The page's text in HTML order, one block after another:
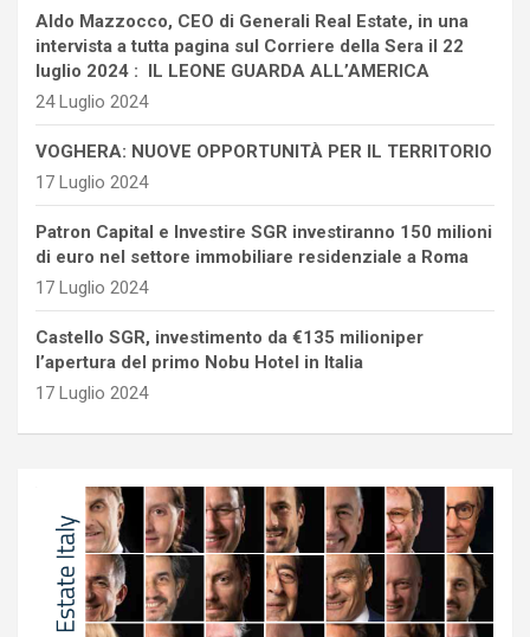
Aldo Mazzocco, CEO di Generali Real Estate, in una
intervista a tutta pagina sul Corriere della Sera il 22
luglio 2024 : IL LEONE GUARDA ALL’AMERICA
24 Luglio 2024
VOGHERA: NUOVE OPPORTUNITÀ PER IL TERRITORIO
17 Luglio 2024
Patron Capital e Investire SGR investiranno 150 milioni
di euro nel settore immobiliare residenziale a Roma
17 Luglio 2024
Castello SGR, investimento da €135 milioniper
l’apertura del primo Nobu Hotel in Italia
17 Luglio 2024